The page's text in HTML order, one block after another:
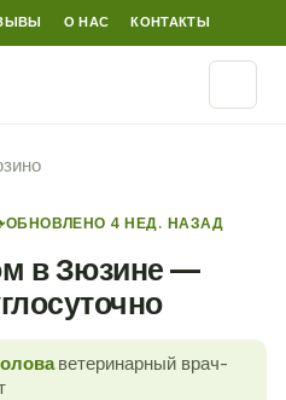
О НАС КОНТАКТЫ
ОБНОВЛЕНО 4 НЕД. НАЗАД
в Зюзине —
ветеринарный врач-